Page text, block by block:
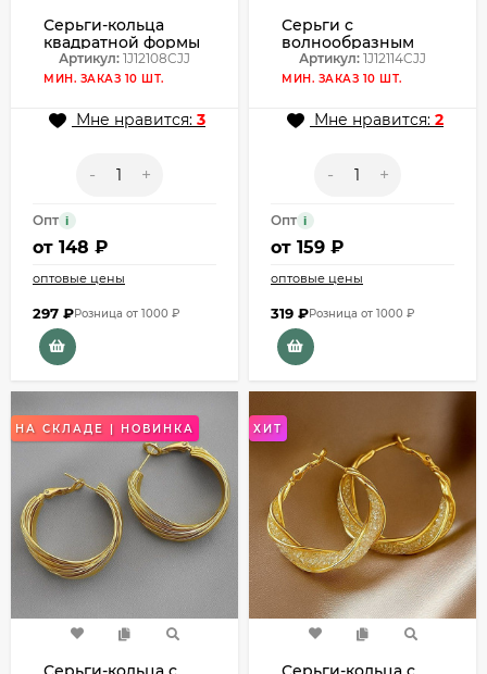
Серьги-кольца
квадратной формы
1J12108CJJ
Артикул: 1J12108CJJ
МИН. ЗАКАЗ 10 ШТ.
Мне нравится: 3
- +
Опт i
от 148 ₽
оптовые цены
297 ₽Розница от 1000 ₽
Серьги с
волнообразным
дизайном 1J12114CJJ
Артикул: 1J12114CJJ
МИН. ЗАКАЗ 10 ШТ.
Мне нравится: 2
- +
Опт i
от 159 ₽
оптовые цены
319 ₽Розница от 1000 ₽
НА СКЛАДЕ | НОВИНКА ХИТ